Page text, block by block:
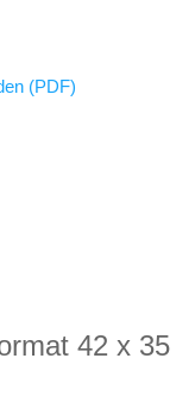
(PDF)
42 x 35